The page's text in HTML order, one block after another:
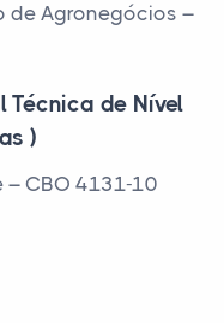
de Agronegócios –
de Nível
)
CBO 4131-10